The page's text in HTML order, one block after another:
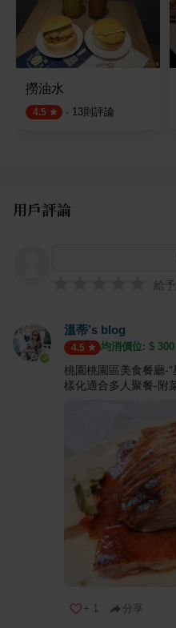
撈油水
4.5 · 13則評論
用戶評論
給
溫蒂’s blog
4.5 均消價位: $ 300
桃園桃園區美食餐廳-
樣化適合多人聚餐-附
+ 1 分享